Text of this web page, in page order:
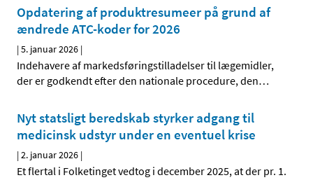
Opdatering af produktresumeer på grund af
ændrede ATC-koder for 2026
|5. januar 2026 |
Indehavere af markedsføringstilladelser til lægemidler,
der er godkendt efter den nationale procedure, den…
Nyt statsligt beredskab styrker adgang til
medicinsk udstyr under en eventuel krise
|2. januar 2026 |
Et flertal i Folketinget vedtog i december 2025, at der pr. 1.